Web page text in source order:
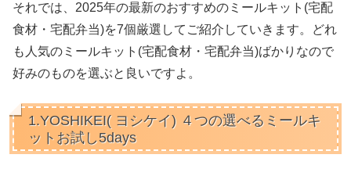
それでは、2025年の最新のおすすめのミールキット(宅配
食材・宅配弁当)を7個厳選してご紹介していきます。どれ
も人気のミールキット(宅配食材・宅配弁当)ばかりなので
好みのものを選ぶと良いですよ。
1.YOSHIKEI( ヨシケイ) ４つの選べるミールキ
ットお試し5days